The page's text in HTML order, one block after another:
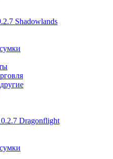
Shadowlands
Dragonflight